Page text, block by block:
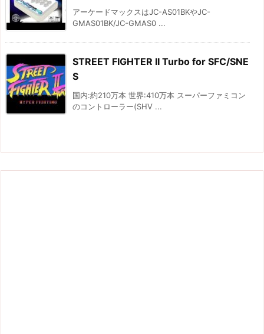
アーケードマックスはJC-AS01BKやJC-
GMAS01BK/JC-GMAS0 ...
STREET FIGHTER II Turbo for SFC/SNE
S
国内:約210万本 世界:410万本 スーパーファミコン
のコントローラー(SHV ...